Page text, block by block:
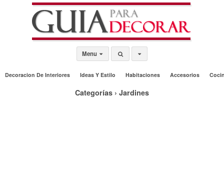
Menu
Decoracion De Interiores Ideas Y Estilo Habitaciones Accesorios
Categorías › Jardines